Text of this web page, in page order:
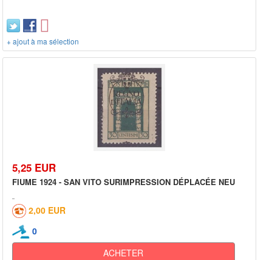
+ ajout à ma sélection
5,25 EUR
FIUME 1924 - SAN VITO SURIMPRESSION DÉPLACÉE NEU
2,00 EUR
0
ACHETER